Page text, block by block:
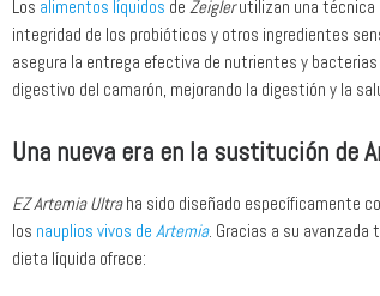
Los alimentos líquidos de Zeiglerutilizan una técnica
integridad de los probióticos y otros ingredientes
asegura la entrega efectiva de nutrientes y
digestivo del camarón, mejorando la digestión y la
Una nueva era en la sustitución de
EZ Artemia Ultraha sido diseñado específicamente
los nauplios vivos de Artemia. Gracias a su
dieta líquida ofrece: